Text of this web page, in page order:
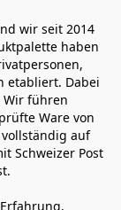
wir seit 2014
haben
etabliert. Dabei
Wir führen
Ware von
auf
Schweizer Post